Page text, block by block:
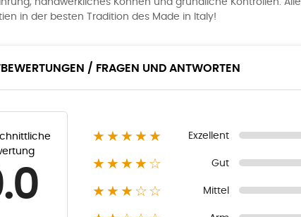
handwerkliches Können und gründliche Kontrollen. Alle
in der besten Tradition des Made in Italy!
/ FRAGEN UND ANTWORTEN
★★★★★ Exzellent
★★★★☆ Gut
★★★☆☆ Mittel